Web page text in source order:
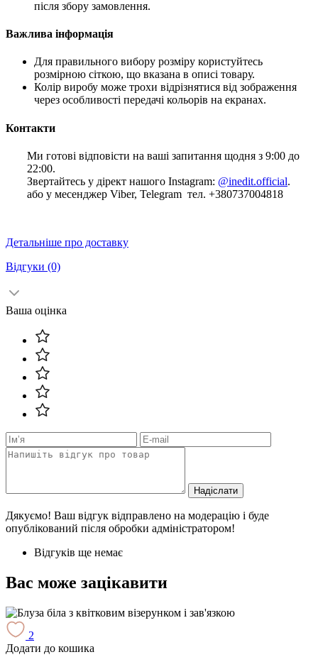
після збору замовлення.
Важлива інформація
Для правильного вибору розміру користуйтесь
розмірною сіткою, що вказана в описі товару.
Колір виробу може трохи відрізнятися від зображення
через особливості передачі кольорів на екранах.
Контакти
Ми готові відповісти на ваші запитання щодня з 9:00 до
22:00.
Звертайтесь у дірект нашого Instagram: @inedit.official.
або у месенджер Viber, Telegram тел. +380737004818
Детальніше про доставку
Відгуки (0)
Ваша оцінка
Надіслати
Дякуємо! Ваш відгук відправлено на модерацію і буде
опублікований після обробки адміністратором!
Відгуків ще немає
Вас може зацікавити
2
Додати до кошика